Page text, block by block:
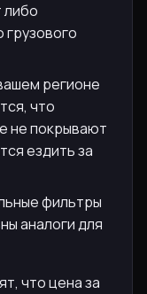
либо
регионе
что
не покрывают
ездить за
фильтры
аналоги для
что цена за